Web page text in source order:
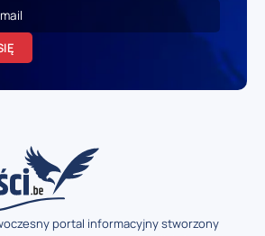
portal informacyjny stworzony